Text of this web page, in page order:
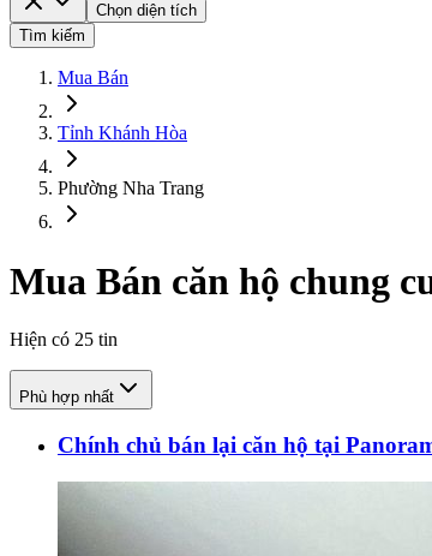
Chọn diện tích
Tìm kiếm
Mua Bán
Tỉnh Khánh Hòa
Phường Nha Trang
Mua Bán căn hộ chung
Hiện có 25 tin
Phù hợp nhất
Chính chủ bán lại căn hộ tại